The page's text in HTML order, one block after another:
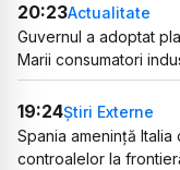
20:23Actualitate
Guvernul a adoptat
Marii consumatori
19:24Știri Externe
Spania amenință
controalelor la